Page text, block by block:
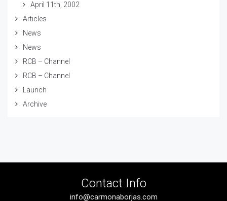
April 11th, 2002
Articles
News
News
RCB – Channel
RCB – Channel
Launch
Archive
Contact Info
info@carmonaborjas.com